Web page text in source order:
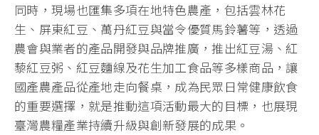
同時，現場也匯集多項在地特色農產，包括雲林花
生、屏東紅豆、萬丹紅豆與當令優質馬鈴薯等，透過
農會與業者的產品開發與品牌推廣，推出紅豆湯、紅
藜紅豆粥、紅豆麵線及花生加工食品等多樣商品，讓
國產農產品從產地走向餐桌，成為民眾日常健康飲食
的重要選擇，就是推動這項活動最大的目標，也展現
臺灣農糧產業持續升級與創新發展的成果。